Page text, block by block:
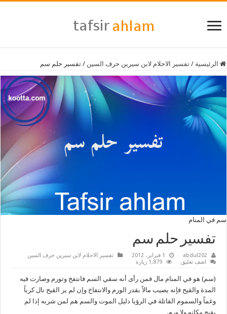
الرئيسية / تفسير الاحلام لابن سيرين حرف السين / تفسير حلم سم
سم في المنام
تفسير حلم سم
abdul202 1 فبراير، 2012
تفسير الاحلام لابن سيرين حرف السين
اضف تعليق
1,879 زيارة
(سم) هو في المنام مال فمن رأى أنه سقي السم فانتفخ وتورم وصارت فيه
المدة والقيح فإنه يصيب مالاً بقدر الورم والانتفاخ وإن لم ير القيح نال كرباً
وغماً والسموم القاتلة في الرؤيا دليل الموت والسم هم لمن شربه إذا لم
يقيح مكانه ولا ورم.